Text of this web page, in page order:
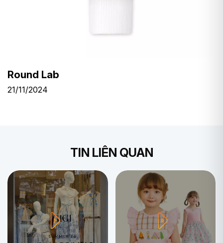
Round Lab
21/11/2024
TIN LIÊN QUAN